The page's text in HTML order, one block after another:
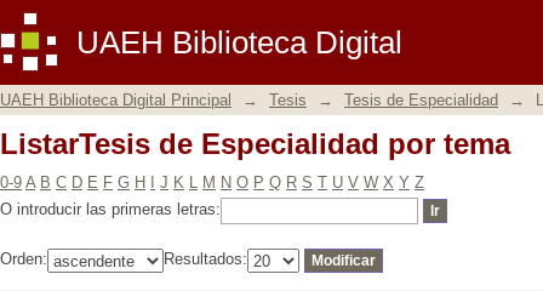
UAEH Biblioteca Digital
ListarTesis de Especialidad por tema
UAEH Biblioteca Digital Principal → Tesis → Tesis de Especialidad →
ListarTesis de Especialidad por tema
0-9 A B C D E F G H J K L M N O P Q R S T U V W X Y Z
O introducir las primeras letras:
Orden: Resultados: